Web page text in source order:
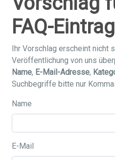
FAQ-Eintrag
Ihr Vorschlag erscheint nicht
Veröffentlichung von uns
Name, E-Mail-Adresse,
Suchbegriffe bitte nur
Name
E-Mail